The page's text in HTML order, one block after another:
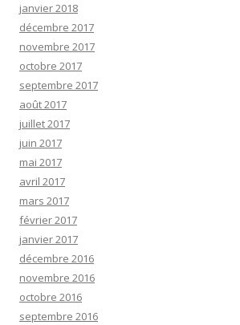
janvier 2018
décembre 2017
novembre 2017
octobre 2017
septembre 2017
août 2017
juillet 2017
juin 2017
mai 2017
avril 2017
mars 2017
février 2017
janvier 2017
décembre 2016
novembre 2016
octobre 2016
septembre 2016